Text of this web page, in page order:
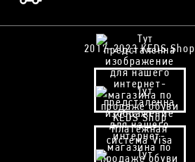
2017-2023 KEDS Shop